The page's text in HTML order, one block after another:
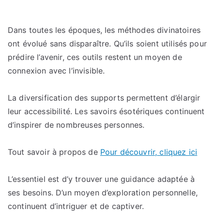
Dans toutes les époques, les méthodes divinatoires
ont évolué sans disparaître. Qu’ils soient utilisés pour
prédire l’avenir, ces outils restent un moyen de
connexion avec l’invisible.
La diversification des supports permettent d’élargir
leur accessibilité. Les savoirs ésotériques continuent
d’inspirer de nombreuses personnes.
Tout savoir à propos de Pour découvrir, cliquez ici
L’essentiel est d’y trouver une guidance adaptée à
ses besoins. D’un moyen d’exploration personnelle,
continuent d’intriguer et de captiver.